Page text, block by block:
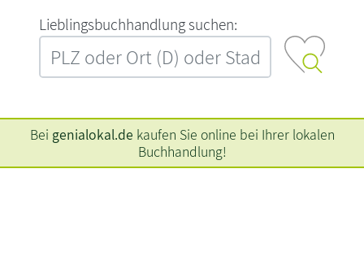
L‍i‍e‍b‍l‍i‍n‍g‍s‍b‍u‍c‍h‍h‍a‍n‍d‍l‍u‍n‍g‍ ‍s‍u‍c‍h‍e‍n‍:‍
Bei genialokal.de kaufen Sie online bei Ihrer lokalen
Buchhandlung!